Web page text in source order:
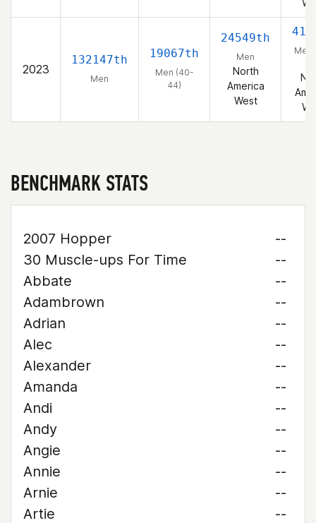
2023
132147th
Men
19067th
Men (40-
44)
24549th
Men
North
America
West
Men
BENCHMARK STATS
2007 Hopper
--
30 Muscle-ups For Time
--
Abbate
--
Adambrown
--
Adrian
--
Alec
--
Alexander
--
Amanda
--
Andi
--
Andy
--
Angie
--
Annie
--
Arnie
--
Artie
--